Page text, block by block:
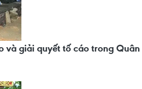
và giải quyết tố cáo trong Quân